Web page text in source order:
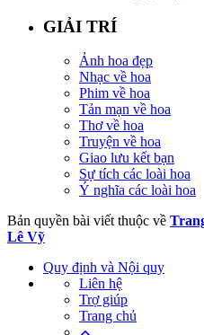
GIẢI TRÍ
Ảnh hoa đẹp
Nhạc về hoa
Phim về hoa
Tản mạn về hoa
Thơ về hoa
Truyện về hoa
Giao lưu kết bạn
Sự tích các loài hoa
Ý nghĩa các loài hoa
Bản quyền bài viết thuộc về
Lê Vỹ
Quy định và Nội quy
Liên hệ
Trợ giúp
Trang chủ